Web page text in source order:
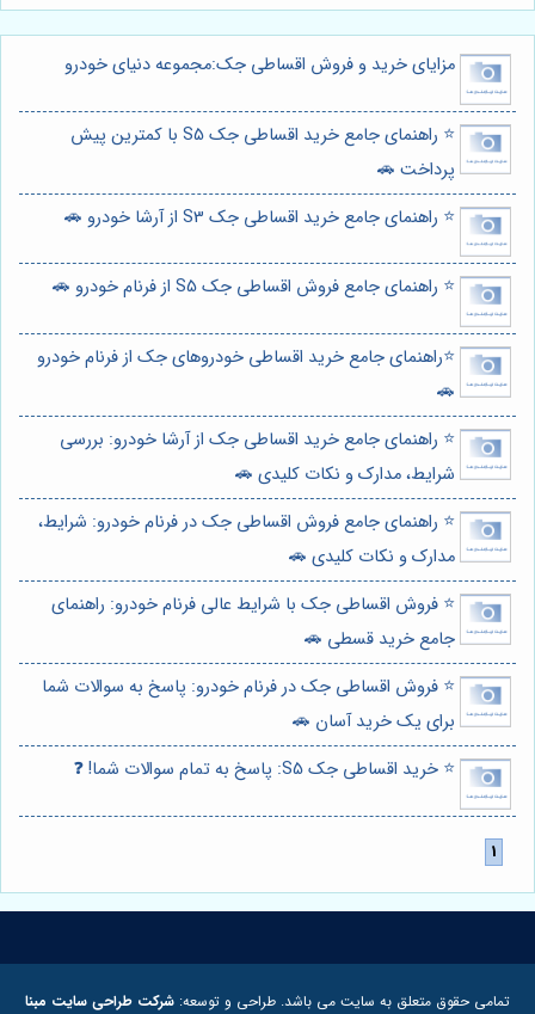
مزایای خرید و فروش اقساطی جک:مجموعه دنیای خودرو
⭐️ راهنمای جامع خرید اقساطی جک S5 با کمترین پیش
پرداخت 🚗
⭐️ راهنمای جامع خرید اقساطی جک S3 از آرشا خودرو 🚗
⭐️ راهنمای جامع فروش اقساطی جک S5 از فرنام خودرو 🚗
⭐️راهنمای جامع خرید اقساطی خودروهای جک از فرنام خودرو
🚗
⭐️ راهنمای جامع خرید اقساطی جک از آرشا خودرو: بررسی
شرایط، مدارک و نکات کلیدی 🚗
⭐️ راهنمای جامع فروش اقساطی جک در فرنام خودرو: شرایط،
مدارک و نکات کلیدی 🚗
⭐️ فروش اقساطی جک با شرایط عالی فرنام خودرو: راهنمای
جامع خرید قسطی 🚗
⭐️ فروش اقساطی جک در فرنام خودرو: پاسخ به سوالات شما
برای یک خرید آسان 🚗
⭐️ خرید اقساطی جک S5: پاسخ به تمام سوالات شما! ❓
تمامی حقوق متعلق به سایت می باشد. طراحی و توسعه: شرکت طراحی سایت مبنا